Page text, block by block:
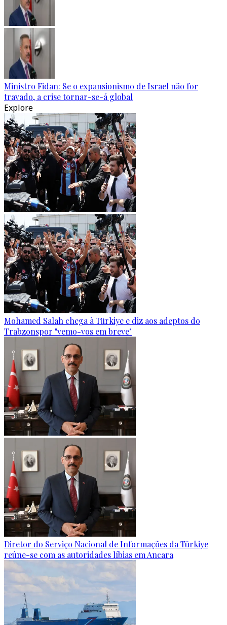
Ministro Fidan: Se o expansionismo de Israel não for
travado, a crise tornar-se-á global
Explore
Mohamed Salah chega à Türkiye e diz aos adeptos do
Trabzonspor "vemo-vos em breve"
Diretor do Serviço Nacional de Informações da Türkiye
reúne-se com as autoridades líbias em Ancara